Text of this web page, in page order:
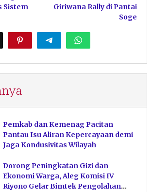
Sistem
Giriwana Rally di Pantai
Soge
Pemkab dan Kemenag Pacitan
Pantau Isu Aliran Kepercayaan demi
Jaga Kondusivitas Wilayah
Dorong Peningkatan Gizi dan
Ekonomi Warga, Aleg Komisi IV
Riyono Gelar Bimtek Pengolahan